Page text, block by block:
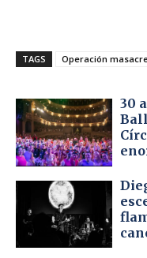
TAGS Operación
30